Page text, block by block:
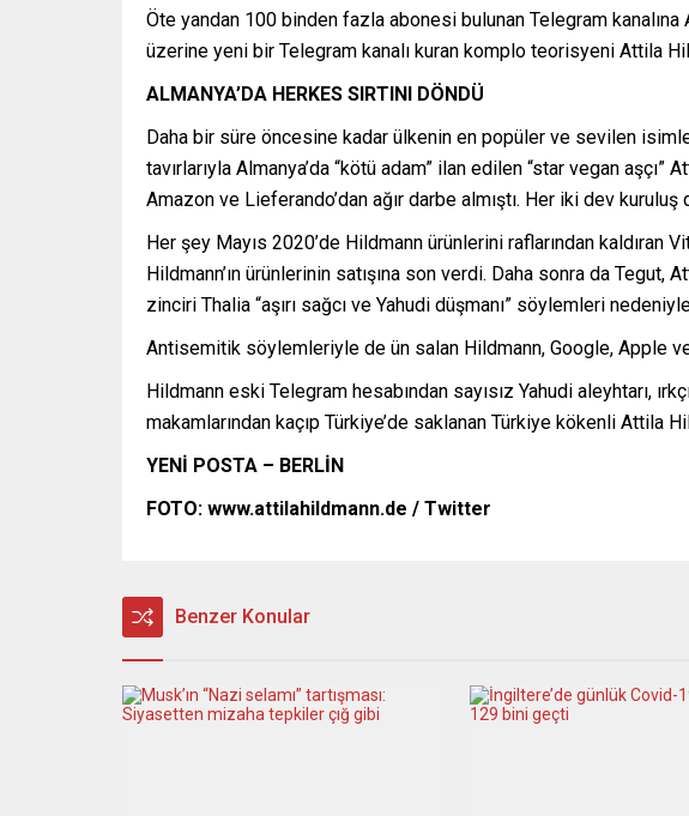
Öte yandan 100 binden fazla abonesi bulunan Telegram
üzerine yeni bir Telegram kanalı kuran komplo teorisyeni Attila
ALMANYA’DA HERKES SIRTINI DÖNDÜ
Daha bir süre öncesine kadar ülkenin en popüler ve sevilen
tavırlarıyla Almanya’da “kötü adam” ilan edilen “star vegan
Amazon ve Lieferando’dan ağır darbe almıştı. Her iki dev kuruluş
Her şey Mayıs 2020’de Hildmann ürünlerini raflarından
Hildmann’ın ürünlerinin satışına son verdi. Daha sonra da
zinciri Thalia “aşırı sağcı ve Yahudi düşmanı” söylemleri
Antisemitik söylemleriyle de ün salan Hildmann, Google, Apple ve
Hildmann eski Telegram hesabından sayısız Yahudi aleyhtarı,
makamlarından kaçıp Türkiye’de saklanan Türkiye kökenli Attila
YENİ POSTA – BERLİN
FOTO: www.attilahildmann.de / Twitter
Benzer Konular